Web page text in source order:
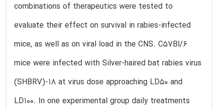
combinations of therapeutics were tested to
evaluate their effect on survival in rabies-infected
mice, as well as on viral load in the CNS. C57Bl/6
mice were infected with Silver-haired bat rabies virus
(SHBRV)-18 at virus dose approaching LD50 and
LD100. In one experimental group daily treatments